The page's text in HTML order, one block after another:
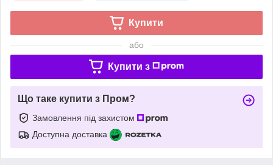
Купити
або
Купити з
Що таке купити з Пром?
Замовлення під захистом
Доступна доставка